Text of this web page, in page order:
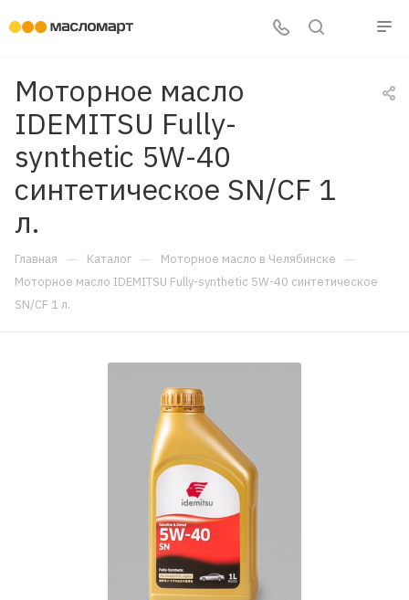
Моторное масло
IDEMITSU Fully-
synthetic 5W-40
синтетическое SN/CF 1
л.
Главная — Каталог — Моторное масло в Челябинске —
Моторное масло IDEMITSU Fully-synthetic 5W-40 синтетическое
SN/CF 1 л.